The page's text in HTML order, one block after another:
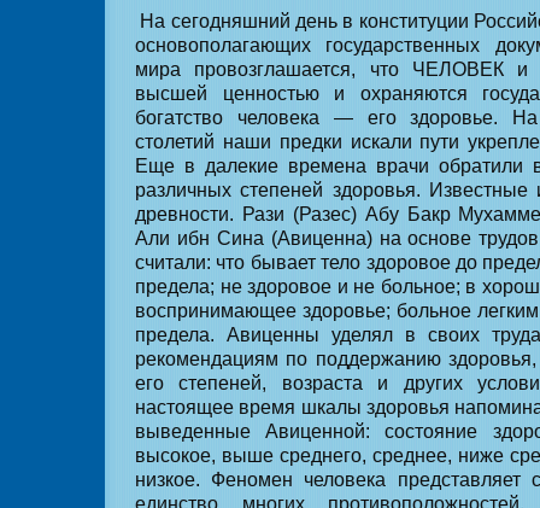
На сегодняшний день в конституции
основополагающих государственных
мира провозглашается, что ЧЕЛОВЕК и
высшей ценностью и охраняются
богатство человека — его здоровье.
столетий наши предки искали пути
Еще в далекие времена врачи обратили
различных степеней здоровья.
древности. Рази (Разес) Абу Бакр
Али ибн Сина (Авиценна) на основе
считали: что бывает тело здоровое до
предела; не здоровое и не больное; в
воспринимающее здоровье; больное
предела. Авиценны уделял в своих
рекомендациям по поддержанию
его степеней, возраста и других
настоящее время шкалы здоровья
выведенные Авиценной: состояние
высокое, выше среднего, среднее, ниже
низкое. Феномен человека представляет
единство многих